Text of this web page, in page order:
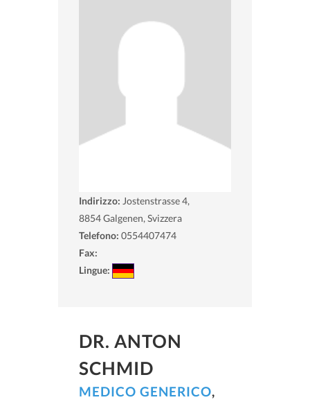
Indirizzo: Jostenstrasse 4,
8854Galgenen, Svizzera
Telefono: 0554407474
Fax:
Lingue:
DR. ANTON
SCHMID
MEDICO GENERICO,